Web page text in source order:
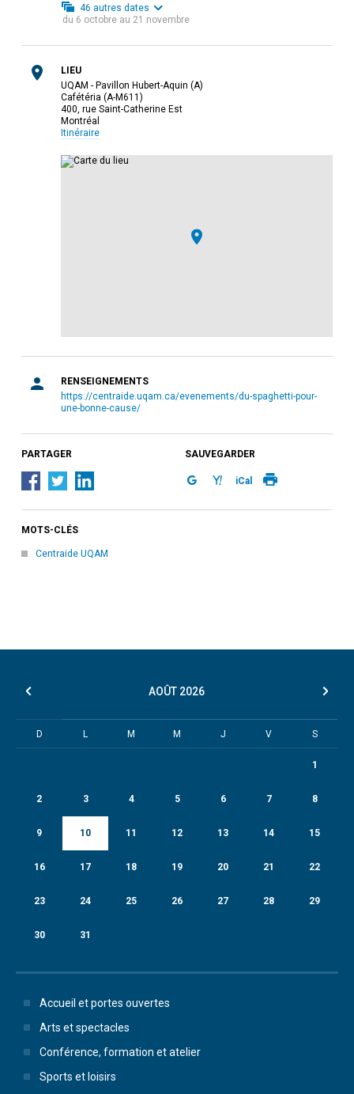
46 autres dates
du 6 octobre au 21 novembre
LIEU
UQAM - Pavillon Hubert-Aquin (A)
Cafétéria (A-M611)
400, rue Saint-Catherine Est
Montréal
Itinéraire
RENSEIGNEMENTS
https://centraide.uqam.ca/evenements/du-spaghetti-pour-
une-bonne-cause/
PARTAGER SAUVEGARDER
iCal
MOTS-CLÉS
Centraide UQAM
AOÛT 2026
D L M M J V S
1
2 3 4 5 6 7 8
9 10 11 12 13 14 15
16 17 18 19 20 21 22
23 24 25 26 27 28 29
30 31
Accueil et portes ouvertes
Arts et spectacles
Conférence, formation et atelier
Sports et loisirs